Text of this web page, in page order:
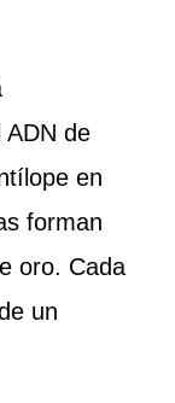
ADN de
en
forman
oro. Cada
un